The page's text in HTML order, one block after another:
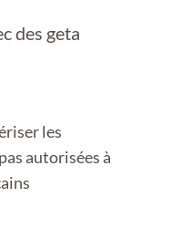
des geta
les
autorisées à